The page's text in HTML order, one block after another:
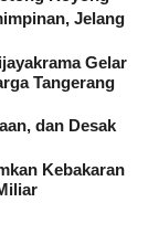
Jelang
Gelar
Tangerang
dan Desak
Kebakaran